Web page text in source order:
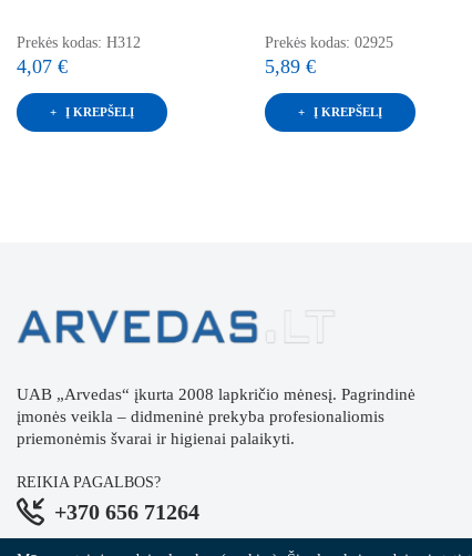
Prekės kodas: H312
4,07 €
Į KREPŠELĮ
Prekės kodas: 02925
5,89 €
Į KREPŠELĮ
UAB „Arvedas“ įkurta 2008 lapkričio mėnesį. Pagrindinė
įmonės veikla – didmeninė prekyba profesionaliomis
priemonėmis švarai ir higienai palaikyti.
REIKIA PAGALBOS?
+370 656 71264